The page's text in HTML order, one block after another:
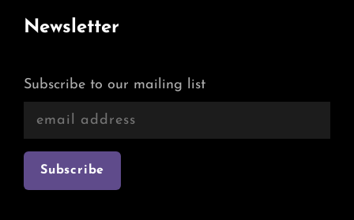
Newsletter
Subscribe to our mailing list